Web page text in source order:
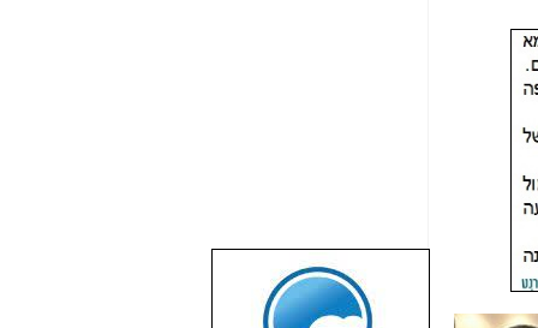
שבוע טוב לכל
הגולשים באשר
הם!!!